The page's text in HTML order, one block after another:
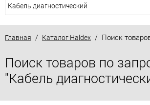
Главная / Каталог Haldex / Поиск
Поиск товаров по
"Кабель